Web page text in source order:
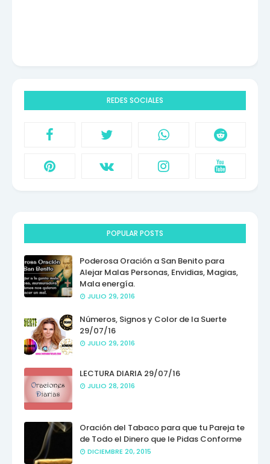
REDES SOCIALES
POPULAR POSTS
Poderosa Oración a San Benito para
Alejar Malas Personas, Envidias, Magias,
Mala energía.
JULIO 29, 2016
Números, Signos y Color de la Suerte
29/07/16
JULIO 29, 2016
LECTURA DIARIA 29/07/16
JULIO 28, 2016
Oración del Tabaco para que tu Pareja te
de Todo el Dinero que le Pidas Conforme
DICIEMBRE 20, 2015